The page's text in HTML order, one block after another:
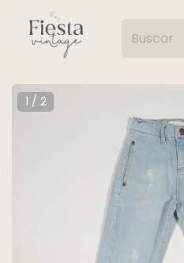
1 / 2